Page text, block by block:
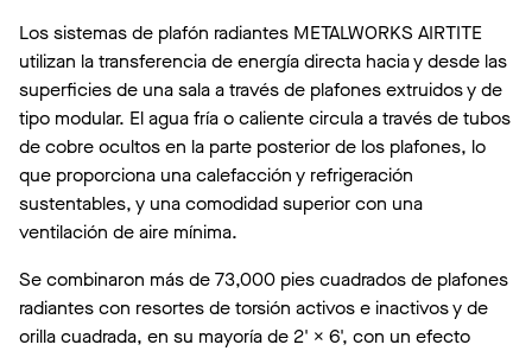
Los sistemas de plafón radiantes METALWORKS AIRTITE
utilizan la transferencia de energía directa hacia y desde las
superficies de una sala a través de plafones extruidos y de
tipo modular. El agua fría o caliente circula a través de tubos
de cobre ocultos en la parte posterior de los plafones, lo
que proporciona una calefacción y refrigeración
sustentables, y una comodidad superior con una
ventilación de aire mínima.
Se combinaron más de 73,000 pies cuadrados de plafones
radiantes con resortes de torsión activos e inactivos y de
orilla cuadrada, en su mayoría de 2' × 6', con un efecto